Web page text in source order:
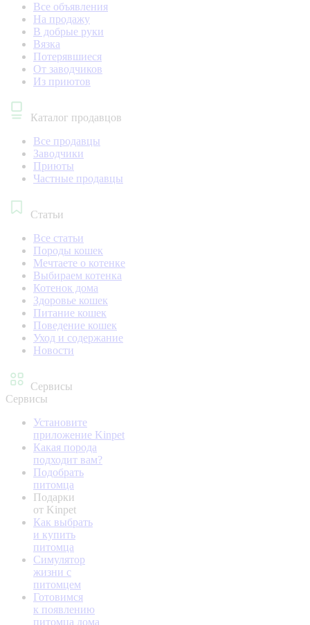
Все объявления
На продажу
В добрые руки
Вязка
Потерявшиеся
От заводчиков
Из приютов
Каталог продавцов
Все продавцы
Заводчики
Приюты
Частные продавцы
Статьи
Все статьи
Породы кошек
Мечтаете о котенке
Выбираем котенка
Котенок дома
Здоровье кошек
Питание кошек
Поведение кошек
Уход и содержание
Новости
Сервисы
Сервисы
Установите
приложение Kinpet
Какая порода
подходит вам?
Подобрать
питомца
Подарки
от Kinpet
Как выбрать
и купить
питомца
Симулятор
жизни с
питомцем
Готовимся
к появлению
питомца дома